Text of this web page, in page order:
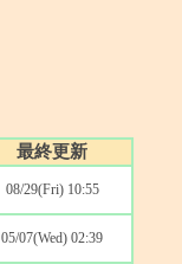
最終更新
08/29(Fri) 10:55
05/07(Wed) 02:39